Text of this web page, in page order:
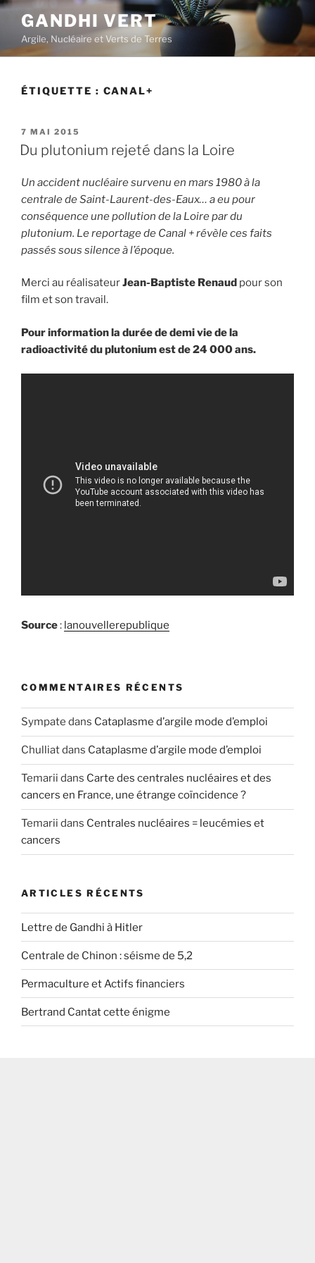
Aller
contenu
principal
GANDHI VERT
Argile, Nucléaire et Verts de Terres
ÉTIQUETTE : CANAL+
PUBLIÉ
LE
7 MAI 2015
Du plutonium rejeté dans la Loire
Un accident nucléaire survenu en mars 1980 à la
centrale de Saint-Laurent-des-Eaux… a eu pour
conséquence une pollution de la Loire par du
plutonium. Le reportage de Canal + révèle ces faits
passés sous silence à l’époque.
Merci au réalisateurJean-Baptiste Renaud pour son
film et son travail.
Pour information la durée de demi vie de la
radioactivité du plutonium est de 24 000 ans.
Source: lanouvellerepublique
COMMENTAIRES RÉCENTS
Sympate dans Cataplasme d’argile mode d’emploi
Chulliatdans Cataplasme d’argile mode d’emploi
Temarii dans Carte des centrales nucléaires et des
cancers en France, une étrange coïncidence ?
Temarii dans Centrales nucléaires = leucémies et
cancers
ARTICLES RÉCENTS
Lettre de Gandhi à Hitler
Centrale de Chinon : séisme de 5,2
Permaculture et Actifs financiers
Bertrand Cantat cette énigme